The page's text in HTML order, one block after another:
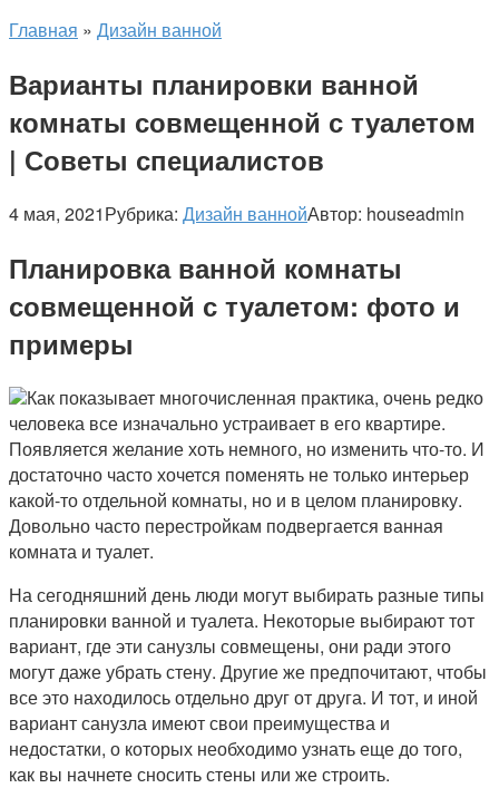
Главная » Дизайн ванной
Варианты планировки ванной
комнаты совмещенной с туалетом
| Советы специалистов
4 мая, 2021Рубрика: Дизайн ваннойАвтор: houseadmin
Планировка ванной комнаты
совмещенной с туалетом: фото и
примеры
Как показывает многочисленная практика, очень редко
человека все изначально устраивает в его квартире.
Появляется желание хоть немного, но изменить что-то. И
достаточно часто хочется поменять не только интерьер
какой-то отдельной комнаты, но и в целом планировку.
Довольно часто перестройкам подвергается ванная
комната и туалет.
На сегодняшний день люди могут выбирать разные типы
планировки ванной и туалета. Некоторые выбирают тот
вариант, где эти санузлы совмещены, они ради этого
могут даже убрать стену. Другие же предпочитают, чтобы
все это находилось отдельно друг от друга. И тот, и иной
вариант санузла имеют свои преимущества и
недостатки, о которых необходимо узнать еще до того,
как вы начнете сносить стены или же строить.